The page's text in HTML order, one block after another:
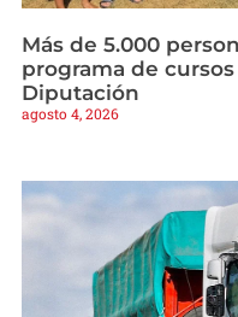
Más de 5.000
programa de
Diputación
agosto 4, 2026